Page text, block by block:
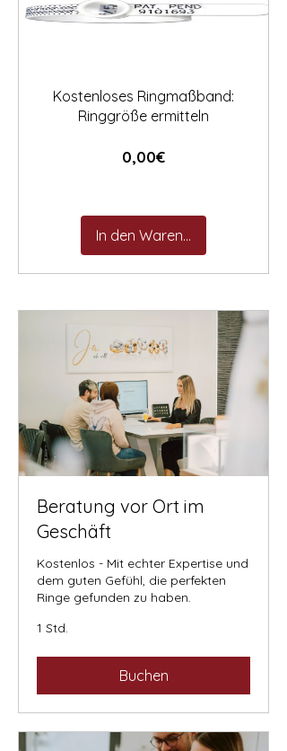
Kostenloses Ringmaßband:
Ringgröße ermitteln
0,00€Preis
In den Warenkorb
Beratung vor Ort im
Geschäft
Kostenlos - Mit echter Expertise und
dem guten Gefühl, die perfekten
Ringe gefunden zu haben.
1 Std.
Buchen